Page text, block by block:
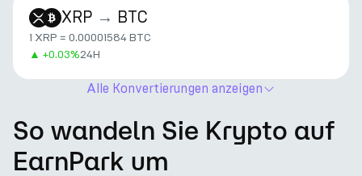
XRP → BTC
1 XRP = 0.00001584 BTC
▲ +0.03%24H
Alle Konvertierungen anzeigen
So wandeln Sie Krypto auf
EarnPark um